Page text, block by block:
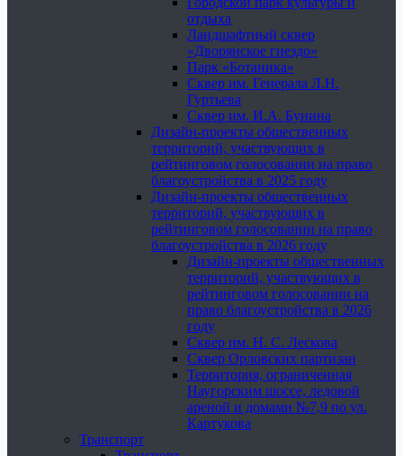
отдыха
Ландшафтный сквер
«Дворянское гнездо»
Парк «Ботаника»
Сквер им. Генерала Л.Н.
Гуртьева
Сквер им. И.А. Бунина
Дизайн-проекты общественных
территорий, участвующих в
рейтинговом голосовании на право
благоустройства в 2025 году
Дизайн-проекты общественных
территорий, участвующих в
рейтинговом голосовании на право
благоустройства в 2026 году
Дизайн-проекты общественных
территорий, участвующих в
рейтинговом голосовании на
право благоустройства в 2026
году
Сквер им. Н. С. Лескова
Сквер Орловских партизан
Территория, ограниченная
Наугорским шоссе, ледовой
ареной и домами №7,9 по ул.
Картукова
Транспорт